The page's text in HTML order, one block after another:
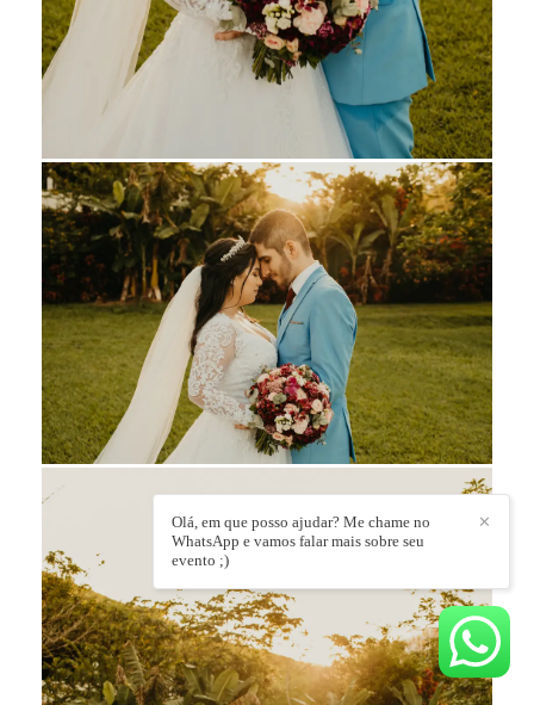
✕
Olá, em que posso ajudar? Me chame no
WhatsApp e vamos falar mais sobre seu
evento ;)